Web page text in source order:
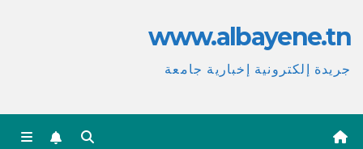
www.albayene.tn
جريدة إلكترونية إخبارية جامعة